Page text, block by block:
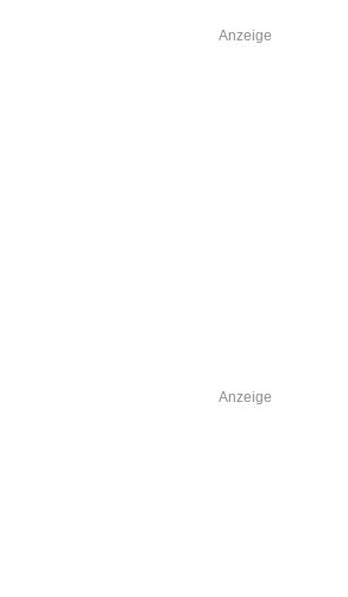
Anzeige
Anzeige